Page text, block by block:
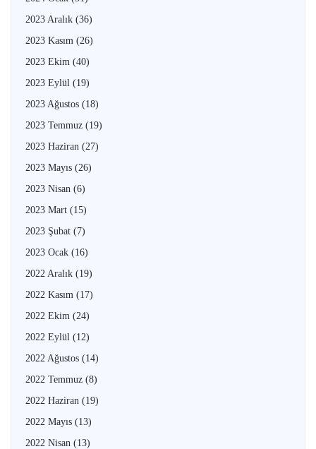
2023 Aralık (36)
2023 Kasım (26)
2023 Ekim (40)
2023 Eylül (19)
2023 Ağustos (18)
2023 Temmuz (19)
2023 Haziran (27)
2023 Mayıs (26)
2023 Nisan (6)
2023 Mart (15)
2023 Şubat (7)
2023 Ocak (16)
2022 Aralık (19)
2022 Kasım (17)
2022 Ekim (24)
2022 Eylül (12)
2022 Ağustos (14)
2022 Temmuz (8)
2022 Haziran (19)
2022 Mayıs (13)
2022 Nisan (13)